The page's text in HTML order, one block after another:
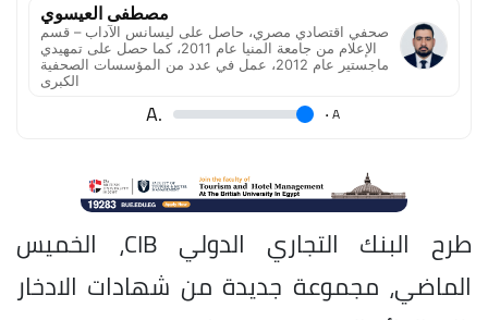
مصطفى العيسوي
صحفي اقتصادي مصري، حاصل على ليسانس الآداب – قسم
الإعلام من جامعة المنيا عام 2011، كما حصل على تمهيدي
ماجستير عام 2012، عمل في عدد من المؤسسات الصحفية
الكبرى
A
.
.A
طرح البنك التجاري الدولي CIB، الخميس
الماضي، مجموعة جديدة من شهادات الادخار